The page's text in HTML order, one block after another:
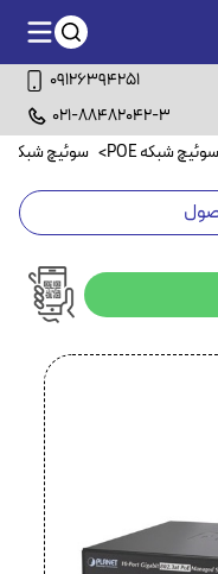
09126394251
021-88482042-3
سوئیچ شبکه POE > سوئیچ شبکه ۸ پورت POE